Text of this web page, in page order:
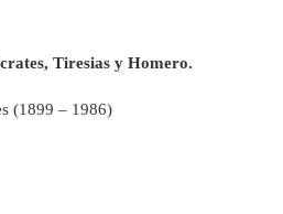
Tiresias y Homero.
(1899 – 1986)